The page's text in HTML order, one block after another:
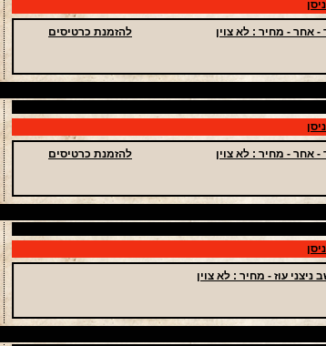
- אחר - מחיר : לא צוין להזמנת כרטיסים
- אחר - מחיר : לא צוין להזמנת כרטיסים
ניצני עוז - מחיר : לא צוין